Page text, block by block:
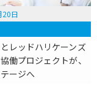
20日
レッドハリケーンズ
働プロジェクトが、
ージへ